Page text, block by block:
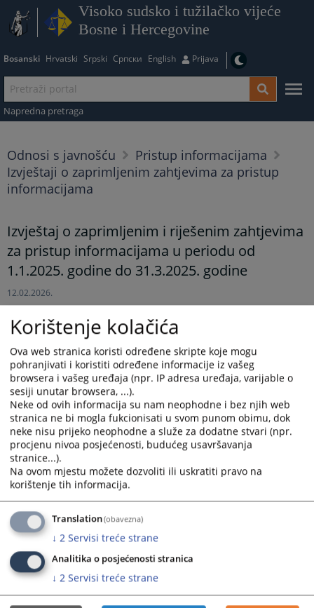
Visoko sudsko i tužilačko vijeće
Bosne i Hercegovine
Bosanski Hrvatski Srpski Српски English Prijava
Napredna pretraga
Odnosi s javnošću
Pristup informacijama
Izvještaji o zaprimljenim zahtjevima za pristup
informacijama
Izvještaj o zaprimljenim i riješenim zahtjevima
za pristup informacijama u periodu od
1.1.2025. godine do 31.3.2025. godine
12.02.2026.
Izvještaj o zaprimljenim i riješenim zahtjevima za pristup informacijama
u periodu od 1.1.2025. godine do 31.3.2025. godine
Prikazana vijest je na: Bosanski jezik
Prateći dokumenti
Statistika_ZOSPI_1.1.-31.3.2025
Izvjestaj_I kvartal 2025. godine
101PREGLEDA
Korištenje kolačića
Ova web stranica koristi određene skripte koje mogu
pohranjivati i koristiti određene informacije iz vašeg
browsera i vašeg uređaja (npr. IP adresa uređaja, varijable o
sesiji unutar browsera, ...).
Neke od ovih informacija su nam neophodne i bez njih web
stranica ne bi mogla fukcionisati u svom punom obimu, dok
neke nisu prijeko neophodne a služe za dodatne stvari (npr.
procjenu nivoa posjećenosti, budućeg usavršavanja
stranice...).
Na ovom mjestu možete dozvoliti ili uskratiti pravo na
korištenje tih informacija.
Translation(obavezna)
↓ 2 Servisi treće strane
Analitika o posjećenosti stranica
↓ 2 Servisi treće strane